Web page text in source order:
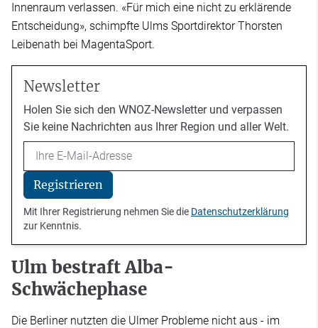
Innenraum verlassen. «Für mich eine nicht zu erklärende
Entscheidung», schimpfte Ulms Sportdirektor Thorsten
Leibenath bei MagentaSport.
Newsletter
Holen Sie sich den WNOZ-Newsletter und verpassen
Sie keine Nachrichten aus Ihrer Region und aller Welt.
Email
Registrieren
Mit Ihrer Registrierung nehmen Sie die Datenschutzerklärung
zur Kenntnis.
Ulm bestraft Alba-
Schwächephase
Die Berliner nutzten die Ulmer Probleme nicht aus - im